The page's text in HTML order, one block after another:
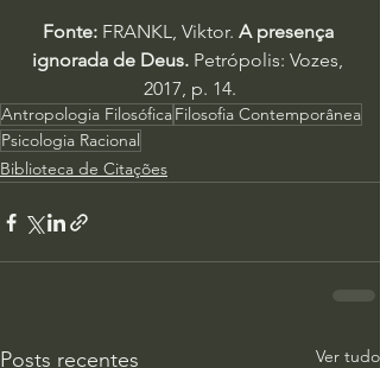
Fonte: FRANKL, Viktor. A presença
ignorada de Deus. Petrópolis: Vozes,
2017, p. 14.
Antropologia FilosóficaFilosofia Contemporânea
Psicologia Racional
Biblioteca de Citações
Posts recentes Ver tudo